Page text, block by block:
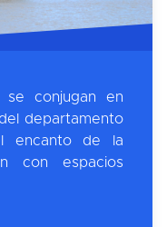
se conjugan en
departamento
encanto de la
con espacios